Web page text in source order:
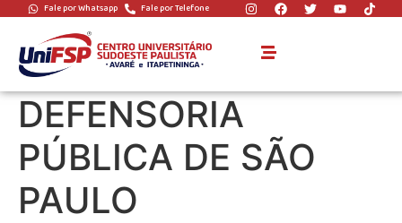
Fale por Whatsapp Fale por Telefone
UNIFSP FIRMA
CONVÊNIO COM A
DEFENSORIA
PÚBLICA DE SÃO
PAULO